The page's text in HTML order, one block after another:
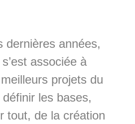
dernières années,
associée à
projets du
les bases,
tout, de la création